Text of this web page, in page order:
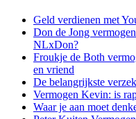
Geld verdienen met
Don de Jong
NLxDon?
Froukje de Both
en vriend
De belangrijkste
Vermogen Kevin: is
Waar je aan moet